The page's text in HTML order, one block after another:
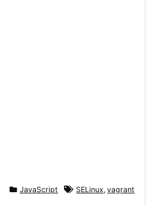
JavaScript SELinux, vagrant